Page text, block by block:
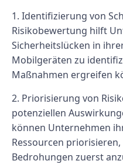
1. Identifizierung von
Risikobewertung hilft
Sicherheitslücken in
Mobilgeräten zu
Maßnahmen ergreifen
2. Priorisierung von
potenziellen
können Unternehmen
Ressourcen
Bedrohungen zuerst